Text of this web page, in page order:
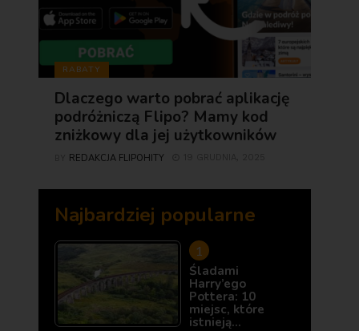
RABATY
Dlaczego warto pobrać aplikację
podróżniczą Flipo? Mamy kod
zniżkowy dla jej użytkowników
REDAKCJA FLIPOHITY
Najbardziej popularne
Śladami
Harry’ego
Pottera: 10
miejsc, które
istnieją…